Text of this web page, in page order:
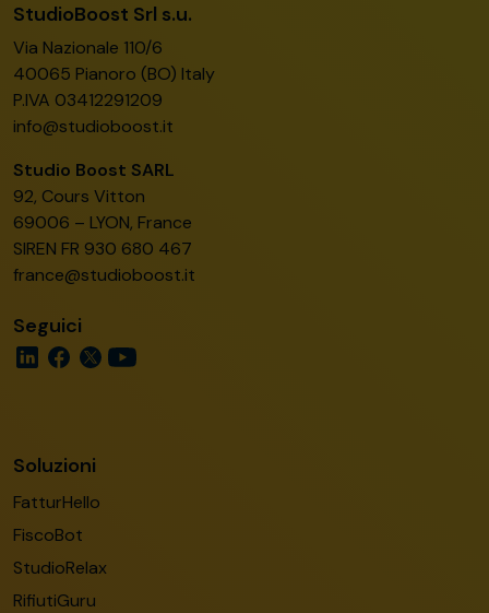
StudioBoost Srl s.u.
Via Nazionale 110/6
40065 Pianoro (BO) Italy
P.IVA 03412291209
info@studioboost.it
Studio Boost SARL
92, Cours Vitton
69006 – LYON, France
SIREN FR 930 680 467
france@studioboost.it
Seguici
Soluzioni
FatturHello
FiscoBot
StudioRelax
RifiutiGuru